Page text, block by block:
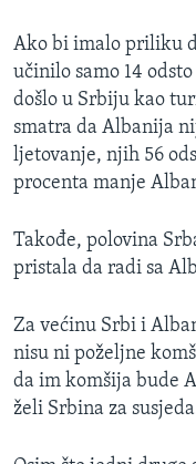
Ako bi imalo priliku
učinilo samo 14
došlo u Srbiju kao
smatra da Albanija
ljetovanje, njih 56
procenta manje
Takođe, polovina
pristala da radi sa
Za većinu Srbi i
nisu ni poželjne
da im komšija bude
želi Srbina za